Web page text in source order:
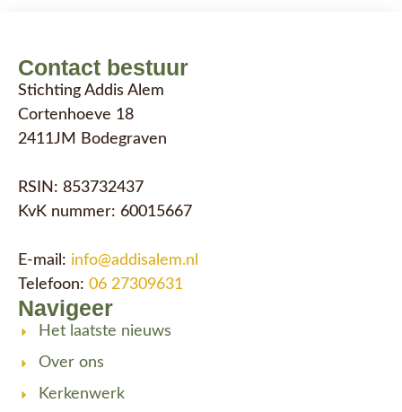
Navigeer
Het laatste nieuws
Over ons
Kerkenwerk
Contact bestuur
Stichting Addis Alem
Cortenhoeve 18
2411JM Bodegraven
RSIN: 853732437
KvK nummer: 60015667
E-mail: info@addisalem.nl
Telefoon: 06 27309631